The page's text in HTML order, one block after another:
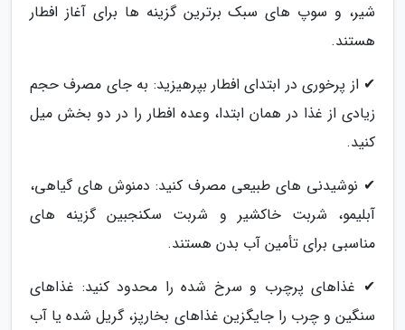
شیر، و سوپ های سبک برترین گزینه ها برای آغاز افطار
هستند.
✔ از پرخوری در ابتدای افطار بپرهیزید: به جای مصرف حجم
زیادی از غذا در همان ابتدا، وعده افطار را در دو بخش میل
کنید.
✔ نوشیدنی های طبیعی مصرف کنید: دمنوش های گیاهی،
آبلیمو، شربت خاکشیر و شربت سکنجبین گزینه های
مناسبی برای تأمین آب بدن هستند.
✔ غذاهای پرچرب و سرخ شده را محدود کنید: غذاهای
سنگین و چرب را جایگزین غذاهای بخارپز، گریل شده یا آب